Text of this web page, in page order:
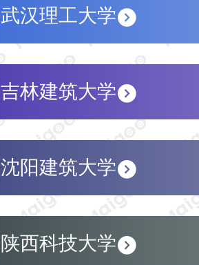
武汉理工大学
吉林建筑大学
沈阳建筑大学
陕西科技大学